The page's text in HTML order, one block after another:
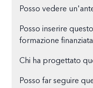
Posso vedere
Posso inserire
formazione
Chi ha progettato
Posso far seguire